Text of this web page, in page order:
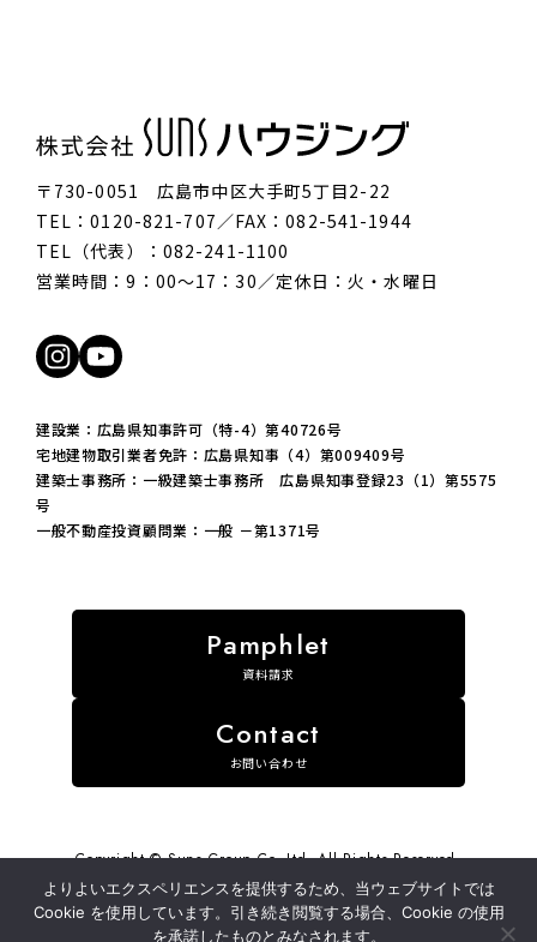
〒730-0051 広島市中区大手町5丁目2-22
TEL：0120-821-707／FAX：082-541-1944
TEL（代表）：082-241-1100
営業時間：9：00〜17：30／定休日：火・水曜日
建設業：広島県知事許可（特-4）第40726号
宅地建物取引業者免許：広島県知事（4）第009409号
建築士事務所：一級建築士事務所 広島県知事登録23（1）第5575
号
一般不動産投資顧問業：一般 －第1371号
資料請求
お問い合わせ
Copyright © Suns Group Co.,Ltd. All Rights Reserved.
このサイトはreCAPTCHAによって保護されており、Googleのプ
ライバシーポリシーと利用規約が適用されます。
よりよいエクスペリエンスを提供するため、当ウェブサイトでは
Cookie を使用しています。引き続き閲覧する場合、Cookie の使用
を承諾したものとみなされます。